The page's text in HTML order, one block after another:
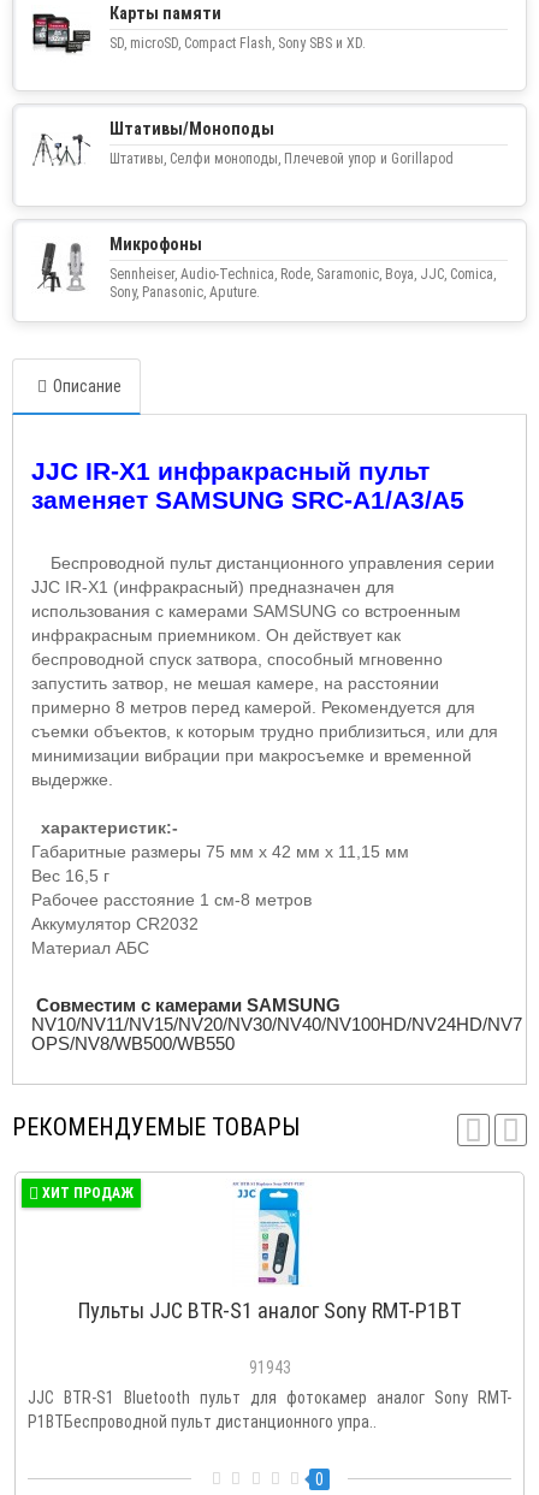
Карты памяти
SD, microSD, Compact Flash, Sony SBS и XD.
Штативы/Моноподы
Штативы, Селфи моноподы, Плечевой упор и Gorillapod
Микрофоны
Sennheiser, Audio-Technica, Rode, Saramonic, Boya, JJC, Comica,
Sony, Panasonic, Aputure.
Описание
JJC IR-X1 инфракрасный пульт
заменяет SAMSUNG SRC-A1/A3/A5
Беспроводной пульт дистанционного управления серии
JJC IR-X1 (инфракрасный) предназначен для
использования с камерами SAMSUNG со встроенным
инфракрасным приемником. Он действует как
беспроводной спуск затвора, способный мгновенно
запустить затвор, не мешая камере, на расстоянии
примерно 8 метров перед камерой. Рекомендуется для
съемки объектов, к которым трудно приблизиться, или для
минимизации вибрации при макросъемке и временной
выдержке.
характеристик:-
Габаритные размеры 75 мм x 42 мм x 11,15 мм
Вес 16,5 г
Рабочее расстояние 1 см-8 метров
Аккумулятор CR2032
Материал АБС
Совместим с камерами SAMSUNG
NV10/NV11/NV15/NV20/NV30/NV40/NV100HD/NV24HD/NV7
OPS/NV8/WB500/WB550
РЕКОМЕНДУЕМЫЕ ТОВАРЫ
ХИТ ПРОДАЖ
Пульты JJC BTR-S1 аналог Sony RMT-P1BT
91943
JJC BTR-S1 Bluetooth пульт для фотокамер аналог Sony RMT-
P1BTБеспроводной пульт дистанционного упра..
0